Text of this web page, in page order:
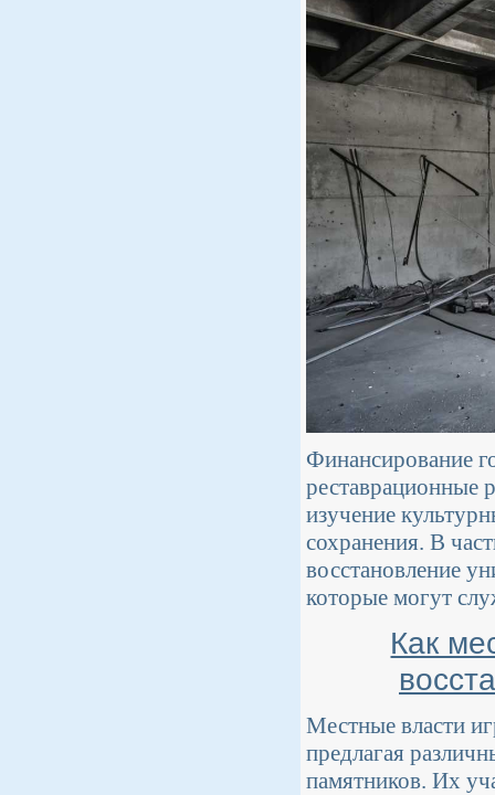
Финансирование
реставрационные
изучение
сохранения. В
восстановление
которые могут
Как
Местные власти
предлагая
памятников. Их